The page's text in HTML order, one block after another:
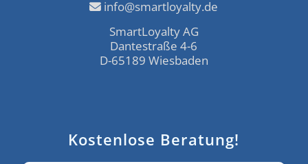
info@smartloyalty.de
SmartLoyalty AG
Dantestraße 4-6
D-65189 Wiesbaden
Kostenlose Beratung!